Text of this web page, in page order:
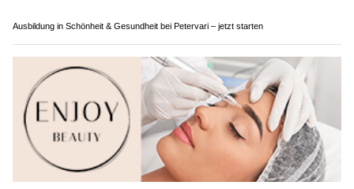
Ausbildung in Schönheit & Gesundheit bei Petervari – jetzt starten